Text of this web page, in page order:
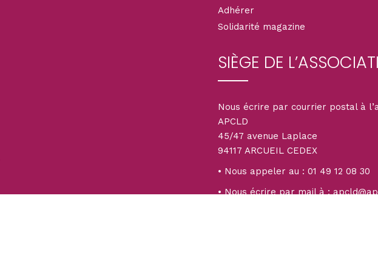
Adhérer
Solidarité magazine
SIÈGE DE
Nous écrire par courrier postal à
APCLD
45/47 avenue Laplace
94117 ARCUEIL CEDEX
• Nous appeler au : 01 49 12 08 30
• Nous écrire par mail à :
de confidentialité, en garantissant la conformité avec les réglementations. Personnalisez